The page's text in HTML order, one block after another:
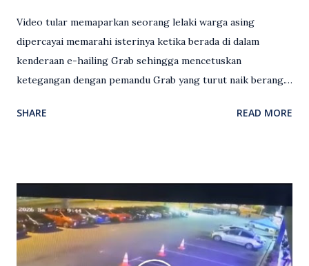
Video tular memaparkan seorang lelaki warga asing
dipercayai memarahi isterinya ketika berada di dalam
kenderaan e-hailing Grab sehingga mencetuskan
ketegangan dengan pemandu Grab yang turut naik berang.
antara seorang lelaki warga asing dengan pemandu Grab
Grab bertindak mempertahankan wanita terbabit sebelum
berlaku pertikaman lidah antara kedua-dua pihak. Video
berkenaan kini tular di media sosial dan mendapat pelbagai
reaksi orang ramai. Antara komen orang awam yang tular di
SHARE READ MORE